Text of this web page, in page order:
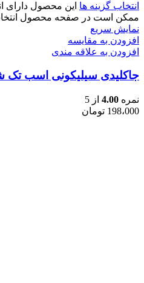
انتخاب گزینه ها این محصول دارای
ممکن است در صفحه محصول
نمایش سریع
افزودن به مقایسه
افزودن به علاقه مندی
جاکلیدی سیلیکونی اسب تک
نمره 4.00 از 5
198،000 تومان